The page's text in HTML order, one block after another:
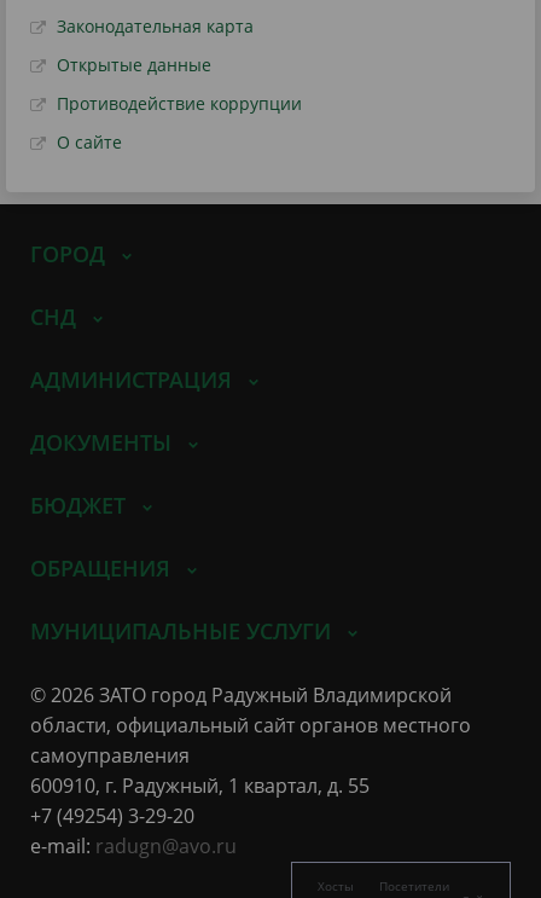
Законодательная карта
Открытые данные
Противодействие коррупции
О сайте
ГОРОД
СНД
АДМИНИСТРАЦИЯ
ДОКУМЕНТЫ
БЮДЖЕТ
ОБРАЩЕНИЯ
МУНИЦИПАЛЬНЫЕ УСЛУГИ
© 2026 ЗАТО город Радужный Владимирской
области, официальный сайт органов местного
самоуправления
600910, г. Радужный, 1 квартал, д. 55
+7 (49254) 3-29-20
e-mail: radugn@avo.ru
Хосты
Посетители